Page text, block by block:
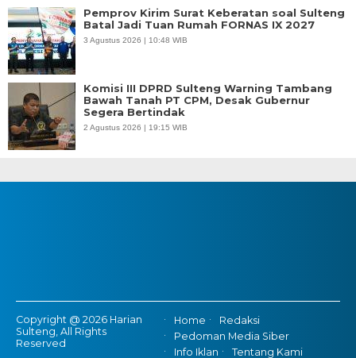
Pemprov Kirim Surat Keberatan soal Sulteng
Batal Jadi Tuan Rumah FORNAS IX 2027
3 Agustus 2026 | 10:48 WIB
Komisi III DPRD Sulteng Warning Tambang
Bawah Tanah PT CPM, Desak Gubernur
Segera Bertindak
2 Agustus 2026 | 19:15 WIB
Sulteng, All Rights
Reserved
Pedoman Media Siber
Info Iklan
Tentang Kami